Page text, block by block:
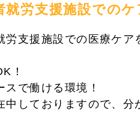
就労支援施設での
労支援施設での医療ケ
！
スで働ける環境！
中しておりますので、